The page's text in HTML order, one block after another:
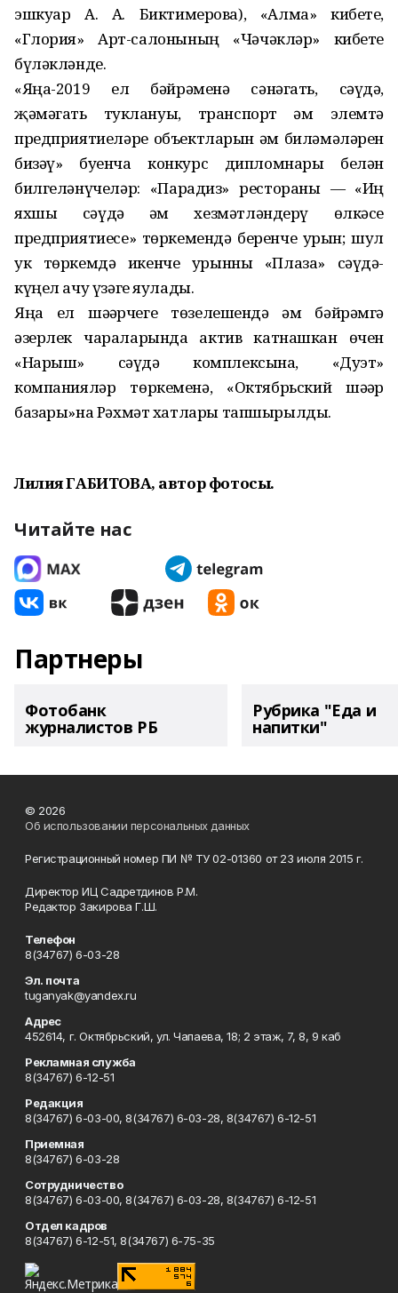
эшкуар А. А. Биктимерова), «Алма» кибете,
«Глория» Арт-салонының «Чәчәкләр» кибете
бүләкләнде.
«Яңа-2019 ел бәйрәменә сәнәгать, сәүдә,
җәмәгать туклануы, транспорт һәм элемтә
предприятиеләре объектларын һәм биләмәләрен
бизәү» буенча конкурс дипломнары белән
билгеләнүчеләр: «Парадиз» рестораны — «Иң
яхшы сәүдә һәм хезмәтләндерү өлкәсе
предприятиесе» төркемендә беренче урын; шул
ук төркемдә икенче урынны «Плаза» сәүдә-
күңел ачу үзәге яулады.
Яңа ел шәһәрчеге төзелешендә һәм бәйрәмгә
әзерлек чараларында актив катнашкан өчен
«Нарыш» сәүдә комплексына, «Дуэт»
компанияләр төркеменә, «Октябрьский шәһәр
базары»на Рәхмәт хатлары тапшырылды.
Лилия ГАБИТОВА, автор фотосы.
Читайте нас
Партнеры
Фотобанк
журналистов РБ
Рубрика "Еда и
напитки"
© 2026
Об использовании персональных данных
Регистрационный номер ПИ № ТУ 02-01360 от 23 июля 2015 г.
Директор ИЦ Садретдинов Р.М.
Редактор Закирова Г.Ш.
Телефон
8(34767) 6-03-28
Эл. почта
tuganyak@yandex.ru
Адрес
452614, г. Октябрьский, ул. Чапаева, 18; 2 этаж, 7, 8, 9 каб
Рекламная служба
8(34767) 6-12-51
Редакция
8(34767) 6-03-00, 8(34767) 6-03-28, 8(34767) 6-12-51
Приемная
8(34767) 6-03-28
Сотрудничество
8(34767) 6-03-00, 8(34767) 6-03-28, 8(34767) 6-12-51
Отдел кадров
8(34767) 6-12-51, 8(34767) 6-75-35